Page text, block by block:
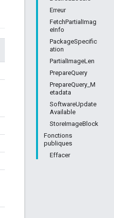
Erreur
FetchPartialImag
eInfo
PackageSpecific
ation
PartialImageLen
PrepareQuery
PrepareQuery_M
etadata
SoftwareUpdate
Available
StoreImageBlock
Fonctions
publiques
Effacer